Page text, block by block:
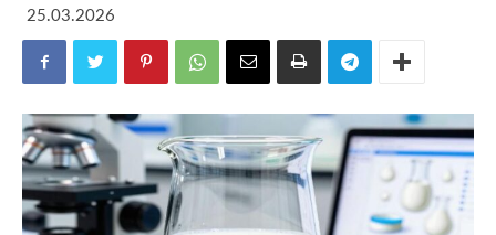
25.03.2026